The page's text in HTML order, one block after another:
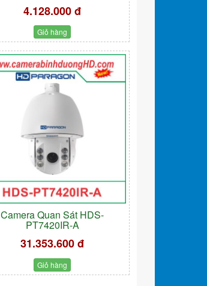
4.128.000 đ
Giỏ hàng
Camera Quan Sát HDS-
PT7420IR-A
31.353.600 đ
Giỏ hàng